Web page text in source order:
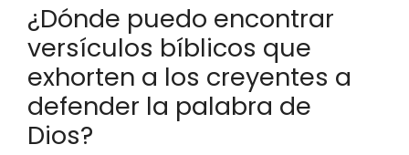
¿Dónde puedo encontrar
versículos bíblicos que
exhorten a los creyentes a
defender la palabra de
Dios?